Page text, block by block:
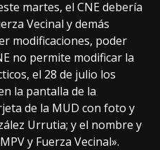
martes, el CNE debería
Vecinal y demás
modificaciones, poder
no permite modificar la
el 28 de julio los
la pantalla de la
de la MUD con foto y
Urrutia; y el nombre y
y Fuerza Vecinal».